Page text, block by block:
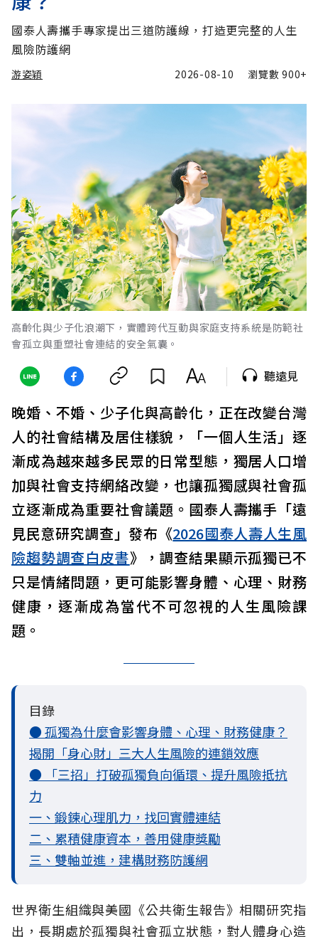
國泰人壽攜手專家提出三道防護線，打造更完整的人生
風險防護網
游姿穎 2026-08-10 瀏覽數900+
高齡化與少子化浪潮下，實體跨代互動與家庭支持系統是防範社
會孤立與重塑社會連結的安全氣囊。
聽遠見
晚婚、不婚、少子化與高齡化，正在改變台灣
人的社會結構及居住樣貌，「一個人生活」逐
漸成為越來越多民眾的日常型態，獨居人口增
加與社會支持網絡改變，也讓孤獨感與社會孤
立逐漸成為重要社會議題。國泰人壽攜手「遠
見民意研究調查」發布《2026國泰人壽人生風
險趨勢調查白皮書》，調查結果顯示孤獨已不
只是情緒問題，更可能影響身體、心理、財務
健康，逐漸成為當代不可忽視的人生風險課
題。
目錄
● 孤獨為什麼會影響身體、心理、財務健康？
揭開「身心財」三大人生風險的連鎖效應
● 「三招」打破孤獨負向循環、提升風險抵抗
力
一、鍛鍊心理肌力，找回實體連結
二、累積健康資本，善用健康獎勵
三、雙軸並進，建構財務防護網
世界衛生組織與美國《公共衛生報告》相關研究指
出，長期處於孤獨與社會孤立狀態，對人體身心造